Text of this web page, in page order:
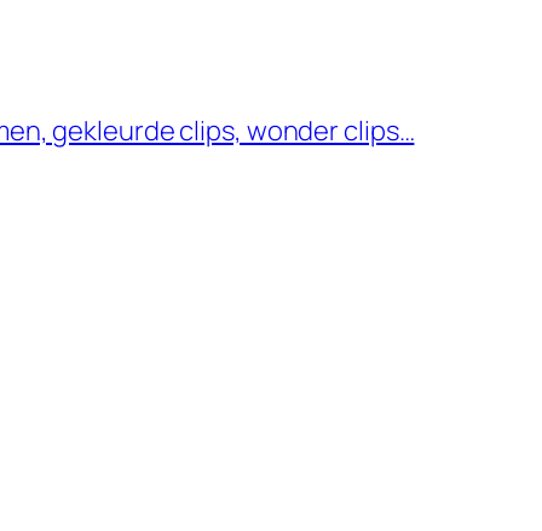
gekleurde clips, wonder clips…